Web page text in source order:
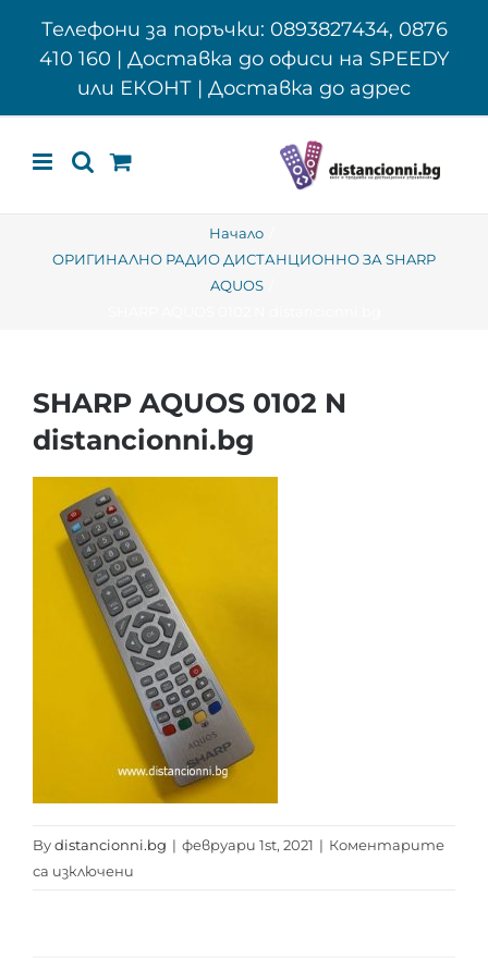
Телефони за поръчки: 0893827434, 0876
410 160 | Доставка до офиси на SPEEDY
или ЕКОНТ | Доставка до адрес
Начало
ОРИГИНАЛНО РАДИО ДИСТАНЦИОННО ЗА SHARP
AQUOS
SHARP AQUOS 0102 N
distancionni.bg
Bydistancionni.bg | февруари 1st, 2021 | Коментарите
са изключени